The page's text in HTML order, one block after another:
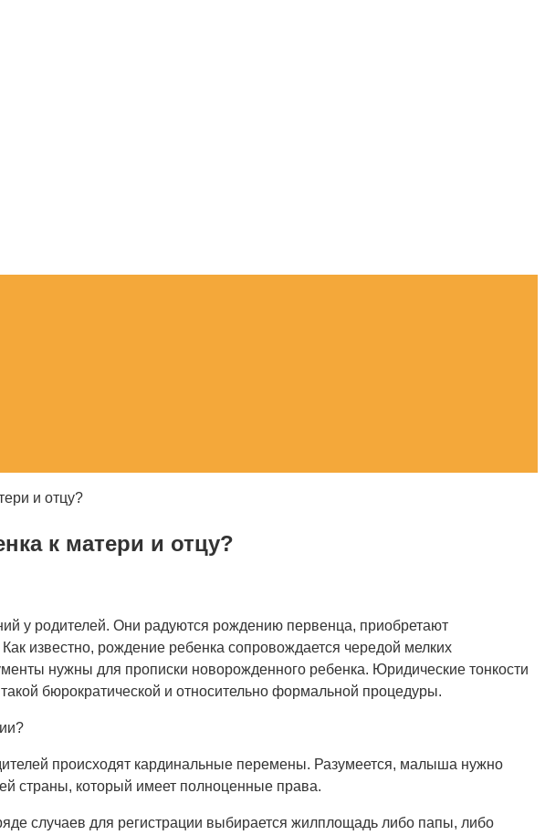
и отцу?
к матери и отцу?
у родителей. Они радуются рождению первенца, приобретают
известно, рождение ребенка сопровождается чередой мелких
нужны для прописки новорожденного ребенка. Юридические тонкости
бюрократической и относительно формальной процедуры.
происходят кардинальные перемены. Разумеется, малыша нужно
страны, который имеет полноценные права.
случаев для регистрации выбирается жилплощадь либо папы, либо